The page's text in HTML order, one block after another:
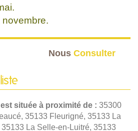
novembre.
Nous Consulter
située à proximité de : 35300
35133 Fleurigné, 35133 La
La Selle-en-Luitré, 35133